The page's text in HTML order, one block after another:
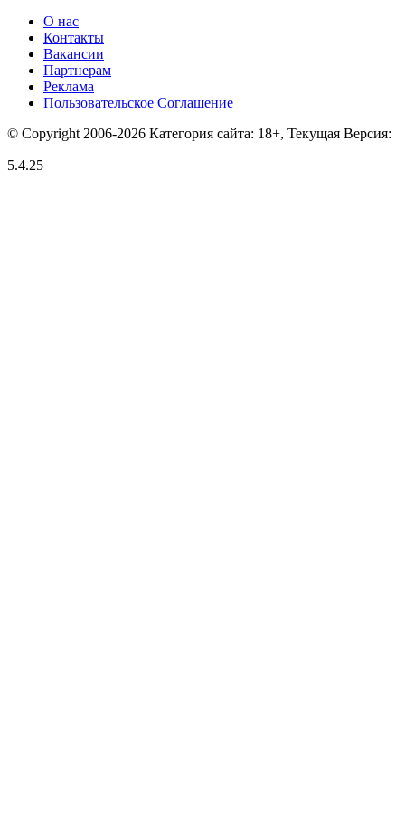
О нас
Контакты
Вакансии
Партнерам
Реклама
Пользовательское Соглашение
© Copyright 2006-2026 Категория сайта: 18+, Текущая Версия:
5.4.25